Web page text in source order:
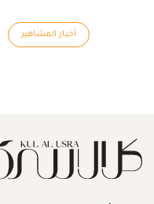
أخبار المشاهير